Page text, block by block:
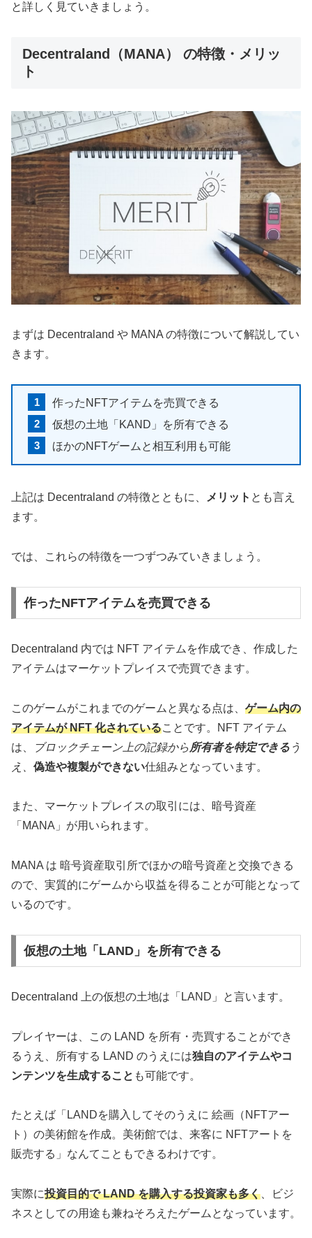
と詳しく見ていきましょう。
Decentraland（MANA） の特徴・メリッ
ト
まずは Decentraland や MANA の特徴について解説してい
きます。
作ったNFTアイテムを売買できる
仮想の土地「KAND」を所有できる
ほかのNFTゲームと相互利用も可能
上記は Decentraland の特徴とともに、 メリット とも言え
ます。
では、これらの特徴を一つずつみていきましょう。
作ったNFTアイテムを売買できる
Decentraland 内では NFT アイテムを作成でき、作成した
アイテムはマーケットプレイスで売買できます。
このゲームがこれまでのゲームと異なる点は、 ゲーム内の
アイテムが NFT 化されていることです。NFT アイテム
は、
ブロックチェーン上の記録から 所有者を特定できる う
え、 偽造や複製ができない仕組みとなっています。
また、マーケットプレイスの取引には、暗号資産
「MANA」が用いられます。
MANA は 暗号資産取引所でほかの暗号資産と交換できる
ので、実質的にゲームから収益を得ることが可能となって
いるのです。
仮想の土地「LAND」を所有できる
Decentraland 上の仮想の土地は「LAND」と言います。
プレイヤーは、この LAND を所有・売買することができ
るうえ、所有する LAND のうえには独自のアイテムやコ
ンテンツを生成すること も可能です。
たとえば「LANDを購入してそのうえに 絵画（NFTアー
ト）の美術館を作成。美術館では、来客に NFTアートを
販売する」なんてこともできるわけです。
実際に投資目的で LAND を購入する投資家も多く 、ビジ
ネスとしての用途も兼ねそろえたゲームとなっています。